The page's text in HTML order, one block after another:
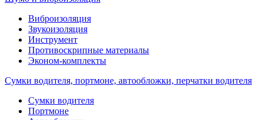
Виброизоляция
Звукоизоляция
Инструмент
Противоскрипные материалы
Эконом-комплекты
Сумки водителя, портмоне, автообложки, перчатки водителя
Cумки водителя
Портмоне